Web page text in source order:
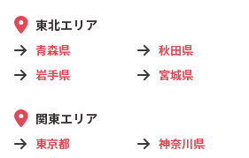
東北エリア
青森県 秋田県
岩手県
宮城県
関東エリア
東京都 神奈川県